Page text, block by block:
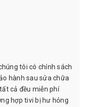
tôi có chính sách
hành sau sửa chữa
cả đều miễn phí
hợp tivi bị hư hỏng